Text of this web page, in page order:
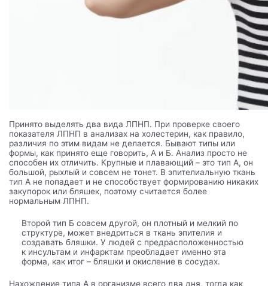
Принято выделять два вида ЛПНП. При проверке своего
показателя ЛПНП в анализах на холестерин, как правило,
различия по этим видам не делается. Бывают типы или
формы, как принято еще говорить, А и Б. Анализ просто не
способен их отличить. Крупные и плавающий – это тип А, он
большой, рыхлый и совсем не тонет. В эпителиальную ткань
тип А не попадает и не способствует формированию никаких
закупорок или бляшек, поэтому считается более
нормальным ЛПНП.
Второй тип Б совсем другой, он плотный и мелкий по
структуре, может внедриться в ткань эпителия и
создавать бляшки. У людей с предрасположенностью
к инсультам и инфарктам преобладает именно эта
форма, как итог – бляшки и окисление в сосудах.
Нахождение типа А в организме всего два дня, тогда как